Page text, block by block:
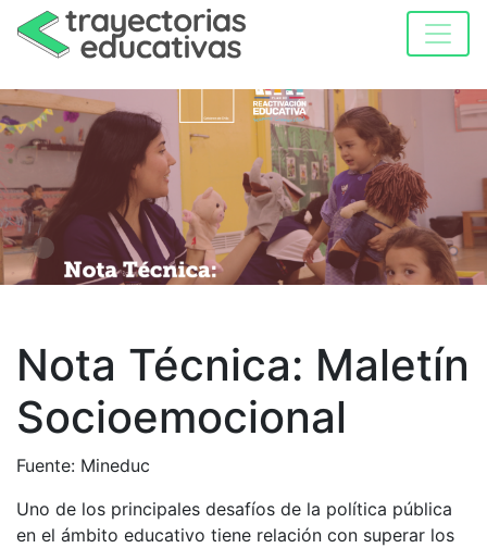
Nota Técnica: Maletín
Socioemocional
Fuente: Mineduc
Uno de los principales desafíos de la política pública
en el ámbito educativo tiene relación con superar los